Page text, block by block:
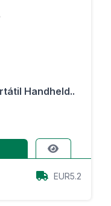
Handheld..
EUR5.2